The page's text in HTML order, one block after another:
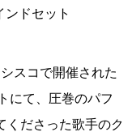
ンドセット
スコで開催された
にて、圧巻のパフ
くださった歌手のク